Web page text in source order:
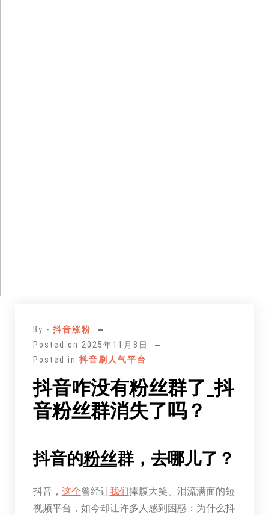
By - 抖音涨粉
Posted on 2025年11月8日
Posted in 抖音刷人气平台
抖音咋没有粉丝群了_抖
音粉丝群消失了吗？
抖音的粉丝群，去哪儿了？
抖音， 这个曾经让我们捧腹大笑、泪流满面的短
视频平台，如今却让许多人感到困惑：为什么抖